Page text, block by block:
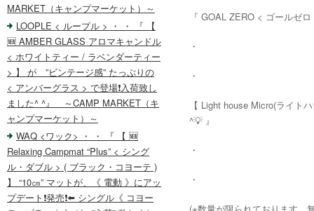
『 GOAL ZERO < ゴールゼ
・
・
【 Light house Micro(ライト
^💡 』
・
・
MARKET（キャンプマーケット）～
LOOPLE < ループル > ・ ・ 『 【
🆕 AMBER GLASS アロマキャンドル
< ホワイトティー / ラベンダーティー
> 】 が ”ビンテージ感” たっぷりの
< アンバーグラス > で登場❗️入荷致し
ました^ ^』 ～CAMP MARKET（キ
ャンプマーケット）～
WAQ <ワック> ・ ・ 『 【 🆕
Relaxing Campmat “Plus” < シング
ル・ダブル > ( ブラック・コヨーテ )
】 “10㎝” マットが、《 電動 》にアッ
プデート❗️発売❗️⬅️ シングル《 コヨー